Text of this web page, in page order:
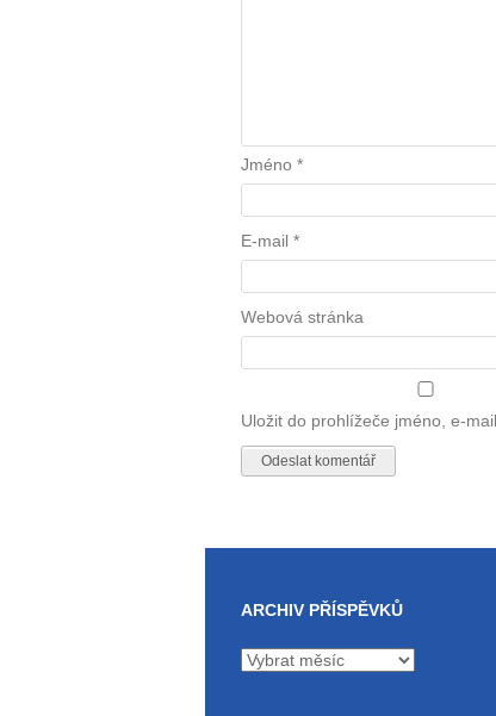
Jméno *
E-mail *
Webová stránka
Uložit do prohlížeče jméno, e-
ARCHIV PŘÍSPĚVKŮ
Archiv